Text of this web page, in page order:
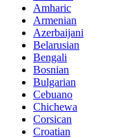
Amharic
Armenian
Azerbaijani
Belarusian
Bengali
Bosnian
Bulgarian
Cebuano
Chichewa
Corsican
Croatian